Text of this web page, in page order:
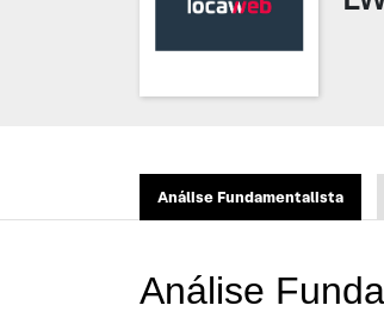
Análise Fundamentalista
Análise